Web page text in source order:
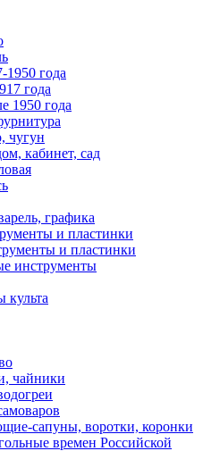
1950 года
года
1950 года
чугун
кабинет, сад
графика
и пластинки
и пластинки
инструменты
культа
чайники
сапуны, воротки, коронки
времен Российской